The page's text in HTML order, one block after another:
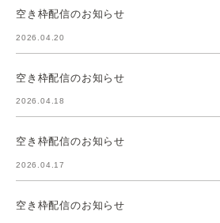
空き枠配信のお知らせ
2026.04.20
空き枠配信のお知らせ
2026.04.18
空き枠配信のお知らせ
2026.04.17
空き枠配信のお知らせ